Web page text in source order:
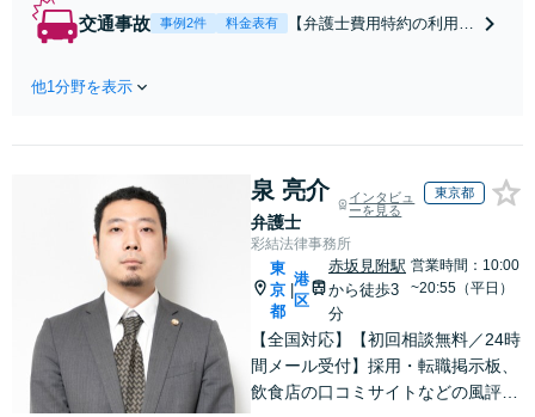
合意してしまう前にご
放棄も対応可能。【JR
千葉駅近く】駐車場あ
交通事故 事例2件 料金表有
【弁護士費用特約の利用＆
我された方はまずご相談く
は損をしてしまうかもしれ
ません。代わりに交渉・手
続きをし、負担を軽減。
他1分野を表示
泉 亮介
弁護士
インタビュ
ーを見る
東京都
彩結法律事務所
東
京
都
港
区
赤坂見附駅
から徒歩3
分
営業時間：10:00
~20:55（平日）
【全国対応】【初回相談無料／24時
間メール受付】採用・転職掲示板、
飲食店の口コミサイトなどの風評被